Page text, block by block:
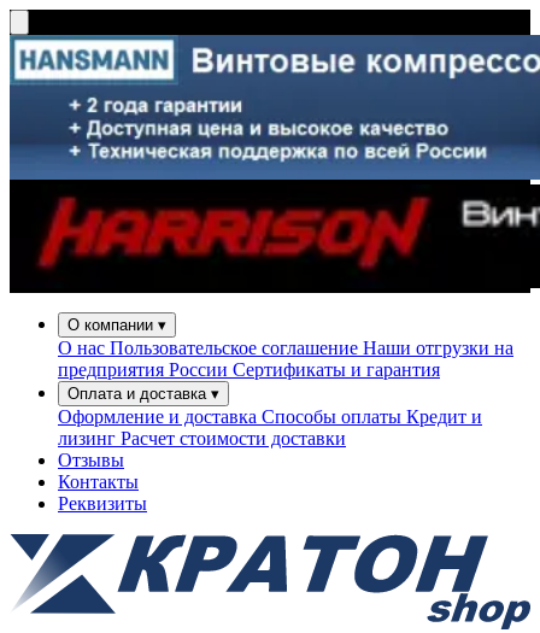
О компании ▾
О нас Пользовательское соглашение Наши отгрузки на
предприятия России Сертификаты и гарантия
Оплата и доставка ▾
Оформление и доставка Способы оплаты Кредит и
лизинг Расчет стоимости доставки
Отзывы
Контакты
Реквизиты